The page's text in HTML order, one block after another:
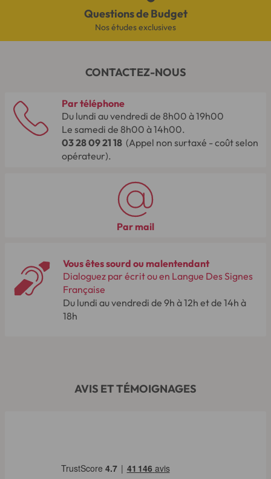
Questions de Budget
Nos études exclusives
CONTACTEZ-NOUS
Par téléphone
Du lundi au vendredi de 8h00 à 19h00
Le samedi de 8h00 à 14h00.
03 28 09 21 18 (Appel non surtaxé - coût selon
opérateur).
Par mail
Vous êtes sourd ou malentendant
Dialoguez par écrit ou en Langue Des Signes
Française
Du lundi au vendredi de 9h à 12h et de 14h à
18h
AVIS ET TÉMOIGNAGES